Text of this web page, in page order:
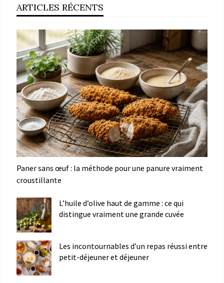
ARTICLES RÉCENTS
Paner sans œuf : la méthode pour une panure vraiment
croustillante
L’huile d’olive haut de gamme : ce qui
distingue vraiment une grande cuvée
Les incontournables d’un repas réussi entre
petit-déjeuner et déjeuner